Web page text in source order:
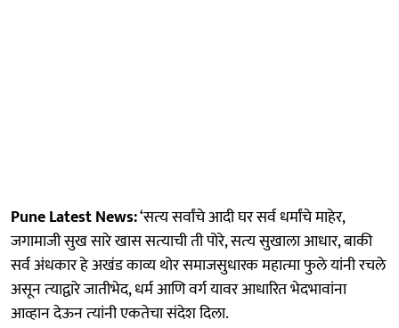
Pune Latest News:‘सत्‍य सर्वांचे आदी घर सर्व धर्मांचे माहेर,
जगामाजी सुख सारे खास सत्‍याची ती पोरे, सत्‍य सुखाला आधार, बाकी
सर्व अंधकार हे अखंड काव्‍य थोर समाजसुधारक महात्‍मा फुले यांनी रचले
असून त्‍याद्वारे जातीभेद, धर्म आणि वर्ग यावर आधारित भेदभावांना
आव्हान देऊन त्‍यांनी एकतेचा संदेश दिला.